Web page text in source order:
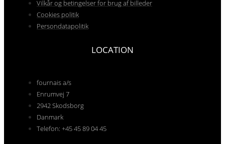
Vilkår og betingelser for brug af billeder
Cookies politik
Persondatapolitik
LOCATION
fournais a/s
Enrumvej 7
2942 Skodsborg
Danmark
Telefon: +45 45 89 04 45